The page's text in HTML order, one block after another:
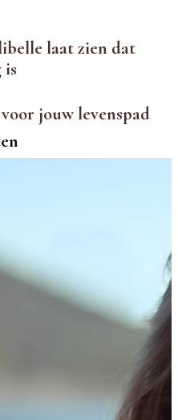
laat zien dat
is
jouw levenspad